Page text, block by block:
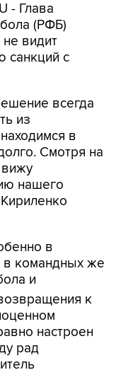
- Глава
(РФБ)
видит
санкций с
всегда
из
в
Смотря на
вижу
нашего
в
в командных же
и
к
настроен
рад